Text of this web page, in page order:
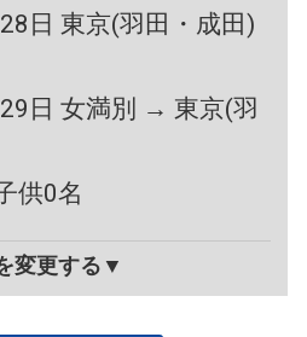
日 東京(羽田・成田)
日 女満別 → 東京(羽
供0名
変更する▼